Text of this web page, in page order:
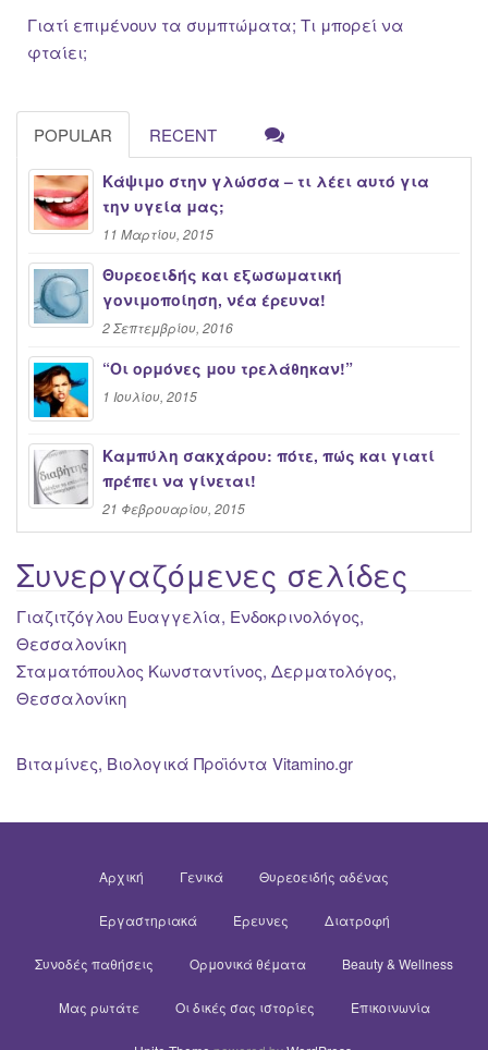
Γιατί επιμένουν τα συμπτώματα; Τι μπορεί να
φταίει;
POPULAR RECENT
Κάψιμο στην γλώσσα – τι λέει αυτό για
την υγεία μας;
11 Μαρτίου, 2015
Θυρεοειδής και εξωσωματική
γονιμοποίηση, νέα έρευνα!
2 Σεπτεμβρίου, 2016
“Oι ορμόνες μου τρελάθηκαν!”
1 Ιουλίου, 2015
Καμπύλη σακχάρου: πότε, πώς και γιατί
πρέπει να γίνεται!
21 Φεβρουαρίου, 2015
Συνεργαζόμενες σελίδες
Γιαζιτζόγλου Ευαγγελία, Ενδοκρινολόγος,
Θεσσαλονίκη
Σταματόπουλος Κωνσταντίνος, Δερματολόγος,
Θεσσαλονίκη
Βιταμίνες, Βιολογικά Προϊόντα Vitamino.gr
Αρχική Γενικά Θυρεοειδής αδένας
Εργαστηριακά Έρευνες Διατροφή
Συνοδές παθήσεις Ορμονικά θέματα Beauty & Wellness
Μας ρωτάτε Οι δικές σας ιστορίες Επικοινωνία